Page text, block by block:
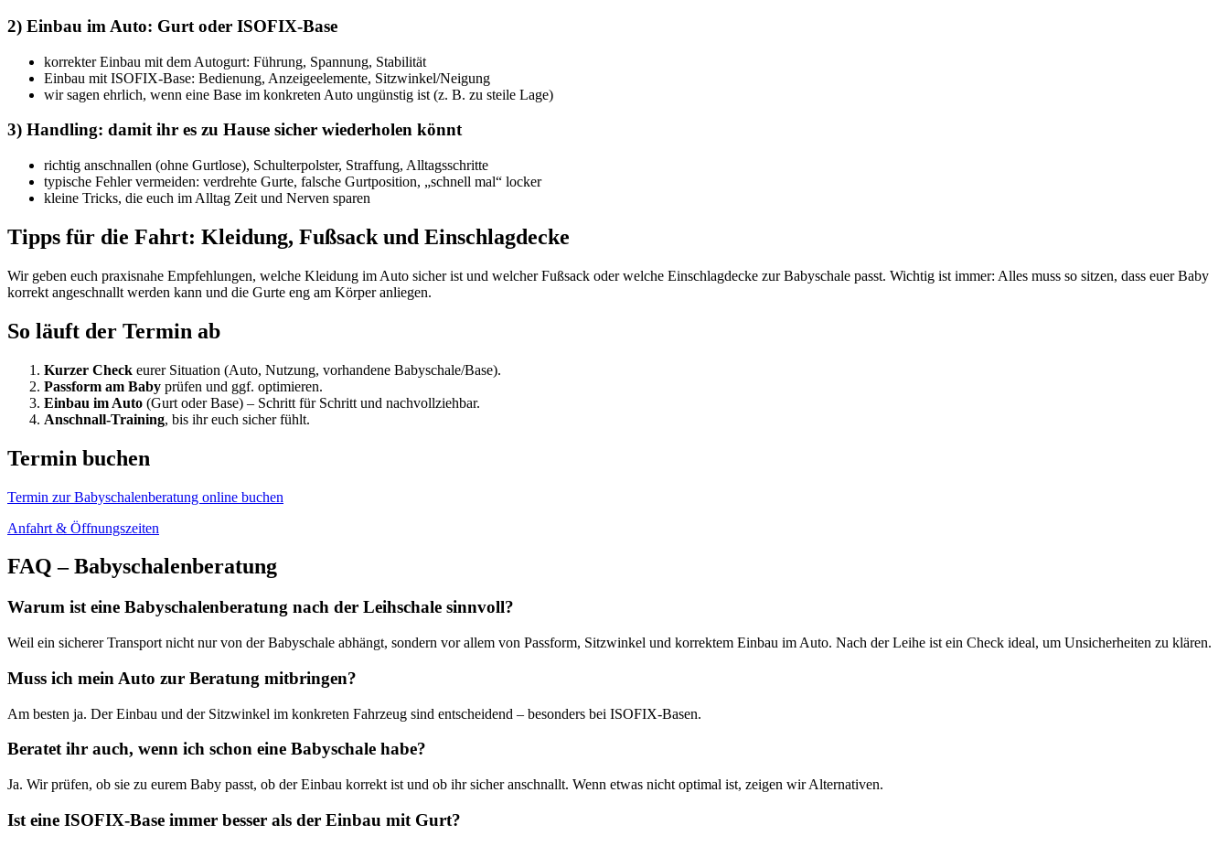
2) Einbau im Auto: Gurt oder ISOFIX-Base
korrekter Einbau mit dem Autogurt: Führung, Spannung, Stabilität
Einbau mit ISOFIX-Base: Bedienung, Anzeigeelemente, Sitzwinkel/Neigung
wir sagen ehrlich, wenn eine Base im konkreten Auto ungünstig ist (z. B. zu steile Lage)
3) Handling: damit ihr es zu Hause sicher wiederholen könnt
richtig anschnallen (ohne Gurtlose), Schulterpolster, Straffung, Alltagsschritte
typische Fehler vermeiden: verdrehte Gurte, falsche Gurtposition, „schnell mal“ locker
kleine Tricks, die euch im Alltag Zeit und Nerven sparen
Tipps für die Fahrt: Kleidung, Fußsack und Einschlagdecke
Wir geben euch praxisnahe Empfehlungen, welche Kleidung im Auto sicher ist und welcher Fußsack oder welche Einschlagdecke zur Babyschale passt. Wichtig ist immer: Alles muss so sitzen, dass euer Baby
korrekt angeschnallt werden kann und die Gurte eng am Körper anliegen.
So läuft der Termin ab
Kurzer Check eurer Situation (Auto, Nutzung, vorhandene Babyschale/Base).
Passform am Baby prüfen und ggf. optimieren.
Einbau im Auto (Gurt oder Base) – Schritt für Schritt und nachvollziehbar.
Anschnall-Training, bis ihr euch sicher fühlt.
Termin buchen
Termin zur Babyschalenberatung online buchen
Anfahrt & Öffnungszeiten
FAQ – Babyschalenberatung
Warum ist eine Babyschalenberatung nach der Leihschale sinnvoll?
Weil ein sicherer Transport nicht nur von der Babyschale abhängt, sondern vor allem von Passform, Sitzwinkel und korrektem Einbau im Auto. Nach der Leihe ist ein Check ideal, um Unsicherheiten zu klären.
Muss ich mein Auto zur Beratung mitbringen?
Am besten ja. Der Einbau und der Sitzwinkel im konkreten Fahrzeug sind entscheidend – besonders bei ISOFIX-Basen.
Beratet ihr auch, wenn ich schon eine Babyschale habe?
Ja. Wir prüfen, ob sie zu eurem Baby passt, ob der Einbau korrekt ist und ob ihr sicher anschnallt. Wenn etwas nicht optimal ist, zeigen wir Alternativen.
Ist eine ISOFIX-Base immer besser als der Einbau mit Gurt?